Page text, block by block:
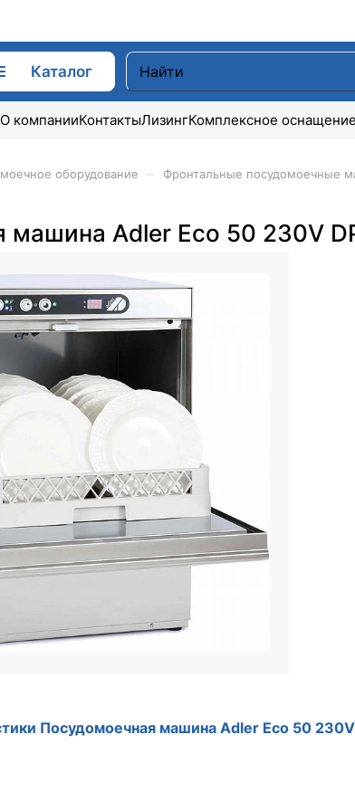
Каталог
О компанииКонтактыЛизингКомплексное оснащение
оборудование Фронтальные посудомоечные
машина Adler Eco 50 230V
Посудомоечная машина Adler Eco 50